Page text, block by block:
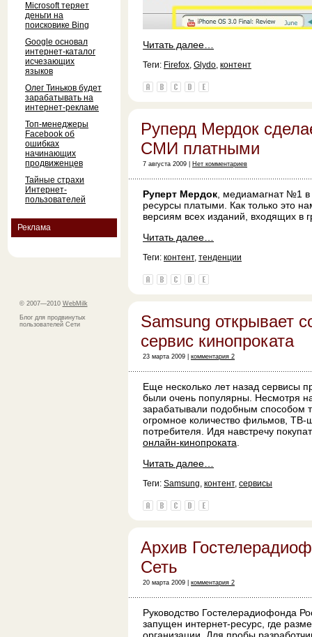
Microsoft теряет
деньги на
поисковике Bing
Google основал
интернет-каталог
исчезающих
языков
Олег Тиньков будет
зарабатывать на
интернет-рекламе
Топ-менеджеры
Facebook об
ошибках
начинающих
продвиженцев
Тайные страхи
Интернет-
пользователей
Реклама
© 2007—2010 WebMilk
Блог для продвинутых
пользователей Сети
Читать далее…
Теги: Firefox, Glydo, контент
Руперд Мердок
СМИ платными
7 августа 2009 | Нет комментариев
Руперт Мердок , медиамагнат №1
ресурсы платыми. Как только это
версиям всех изданий, входящих в
Читать далее…
Теги: контент, тенденции
Samsung открывает
сервис кинопроката
23 марта 2009 | комментария 2
Еще несколько лет назад сервисы
были очень популярны. Несмотря
зарабатывали подобным способом
огромное количество фильмов, ТВ-
потребителя. Идя навстречу
онлайн-кинопроката
Читать далее…
Теги: Samsung, контент, сервисы
Архив
Сеть
20 марта 2009 | комментария 2
Руководство Гостелерадиофонда
запущен интернет-ресурс, где